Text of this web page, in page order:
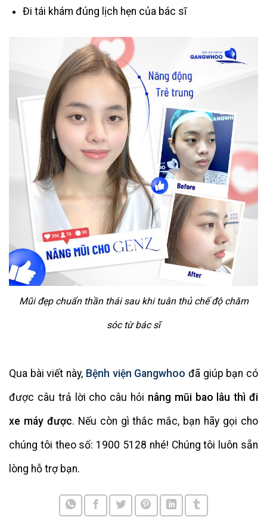
Đi tái khám đúng lịch hẹn của bác sĩ
Mũi đẹp chuẩn thần thái sau khi tuân thủ chế độ chăm
sóc từ bác sĩ
Qua bài viết này, Bệnh viện Gangwhoo đã giúp bạn có
được câu trả lời cho câu hỏi nâng mũi bao lâu thì đi
xe máy được. Nếu còn gì thắc mắc, bạn hãy gọi cho
chúng tôi theo số: 1900 5128 nhé! Chúng tôi luôn sẵn
lòng hỗ trợ bạn.